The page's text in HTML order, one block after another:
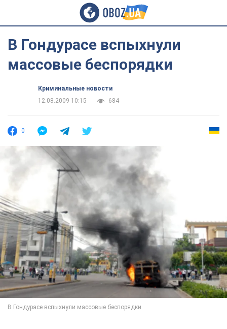
В Гондурасе вспыхнули
массовые беспорядки
Криминальные новости
12.08.2009 10:15
684
0